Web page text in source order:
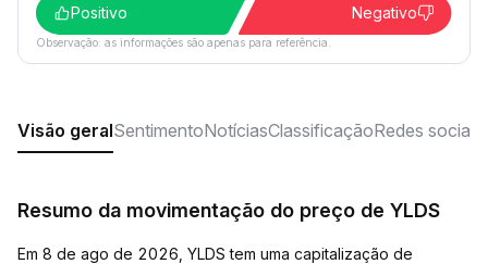
Positivo
Negativo
Observação: as informações são apenas para referência.
Visão geralSentimentoNotíciasClassificaçãoRedes sociais
Resumo da movimentação do preço de YLDS
Em 8 de ago de 2026, YLDS tem uma capitalização de